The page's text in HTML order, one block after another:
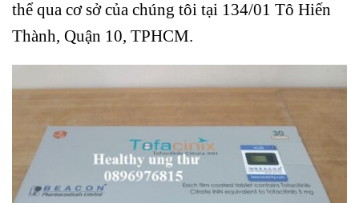
thể qua cơ sở của chúng tôi tại 134/01 Tô Hiến
Thành, Quận 10, TPHCM.